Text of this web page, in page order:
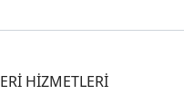
HİZMETLERİ